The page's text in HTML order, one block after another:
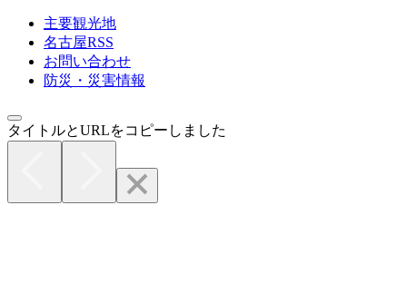
主要観光地
名古屋RSS
お問い合わせ
防災・災害情報
タイトルとURLをコピーしました